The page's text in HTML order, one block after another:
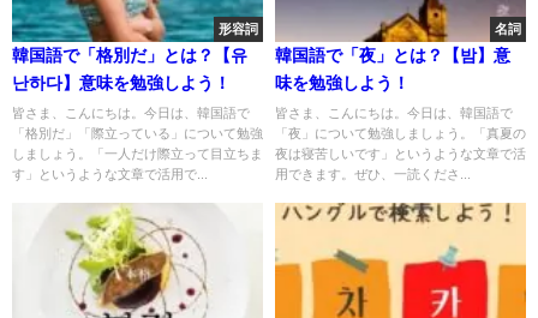
形容詞
韓国語で「格別だ」とは？【유
난하다】意味を勉強しよう！
皆さま、こんにちは。今日は、韓国語で
「格別だ」「際立っている」について勉強
しましょう。「一人だけ際立って目立ちま
す」というような文章で活用で...
名詞
韓国語で「夜」とは？【밤】意
味を勉強しよう！
皆さま、こんにちは。今日は、韓国語で
「夜」について勉強しましょう。「真夏の
夜は寝苦しいです」というような文章で活
用できます。ぜひ、一読くださ...